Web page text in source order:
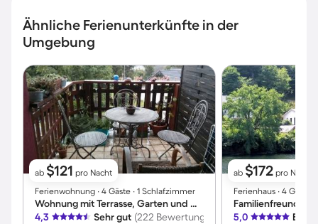
Ähnliche Ferienunterkünfte in der
Umgebung
ab $121 pro Nacht
Ferienwohnung ∙ 4 Gäste ∙ 1 Schlafzimmer
Wohnung mit Terrasse, Garten und Grill
4,3
Sehr gut (222 Bewertungen)
ab $172 pro Nacht
Ferienhaus ∙ 4 Gäste
5,0